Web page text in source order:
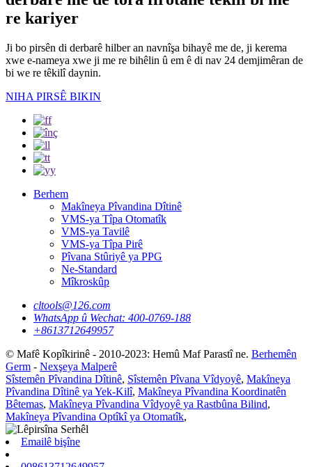
re kariyer
Ji bo pirsên di derbarê hilber an navnîşa bihayê me de, ji kerema
xwe e-nameya xwe ji me re bihêlin û em ê di nav 24 demjimêran de
bi we re têkilî daynin.
NIHA PIRSÊ BIKIN
Berhem
Makîneya Pîvandina Dîtinê
VMS-ya Tîpa Otomatîk
VMS-ya Tavilê
VMS-ya Tîpa Pirê
Pîvana Stûriyê ya PPG
Ne-Standard
Mîkroskûp
cltools@126.com
WhatsApp û Wechat: 400-0769-188
+8613712649957
© Mafê Kopîkirinê - 2010-2023: Hemû Maf Parastî ne. Berhemên
Germ - Nexşeya Malperê
Sîstemên Pîvandina Dîtinê, Sîstemên Pîvana Vîdyoyê, Makîneya
Pîvandina Dîtinê ya Yek-Kilî, Makîneya Pîvandina Koordinatên
Bêtemas, Makîneya Pîvandina Vîdyoyê ya Rastbûna Bilind,
Makîneya Pîvandina Optîkî ya Otomatîk,
Emailê bişîne